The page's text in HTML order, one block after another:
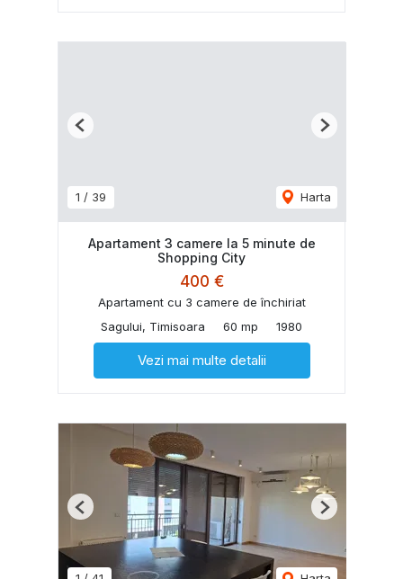
1 / 39 Harta
Previous Next
Apartament 3 camere la 5 minute de
Shopping City
400 €
Apartament cu 3 camere de închiriat
Sagului, Timisoara
60 mp 1980
Vezi mai multe detalii
Previous Next